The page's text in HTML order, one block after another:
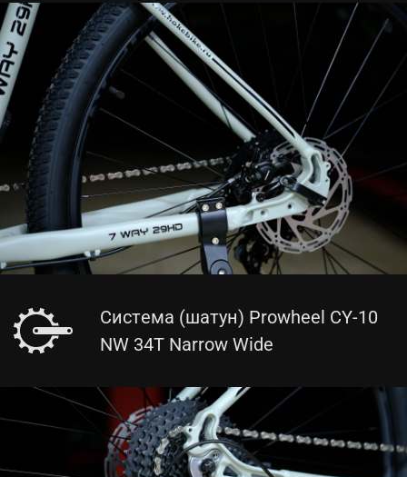
Система (шатун) Prowheel CY-10
NW 34T Narrow Wide